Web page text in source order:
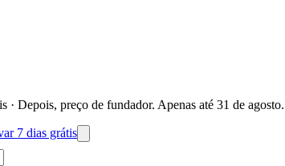
· Depois, preço de fundador. Apenas até 31 de agosto.
7 dias grátis